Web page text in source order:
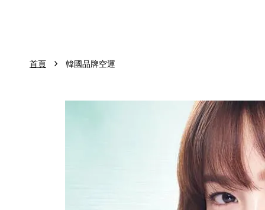
首頁 › 韓國品牌空運